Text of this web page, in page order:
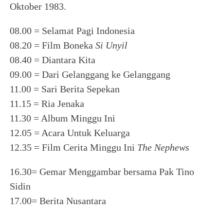
Oktober 1983.
08.00 = Selamat Pagi Indonesia
08.20 = Film Boneka Si Unyil
08.40 = Diantara Kita
09.00 = Dari Gelanggang ke Gelanggang
11.00 = Sari Berita Sepekan
11.15 = Ria Jenaka
11.30 = Album Minggu Ini
12.05 = Acara Untuk Keluarga
12.35 = Film Cerita Minggu Ini The Nephews
16.30= Gemar Menggambar bersama Pak Tino
Sidin
17.00= Berita Nusantara